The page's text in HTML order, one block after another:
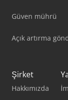
Güven mührü
Açık artırma
Şirket
Hakkımızda